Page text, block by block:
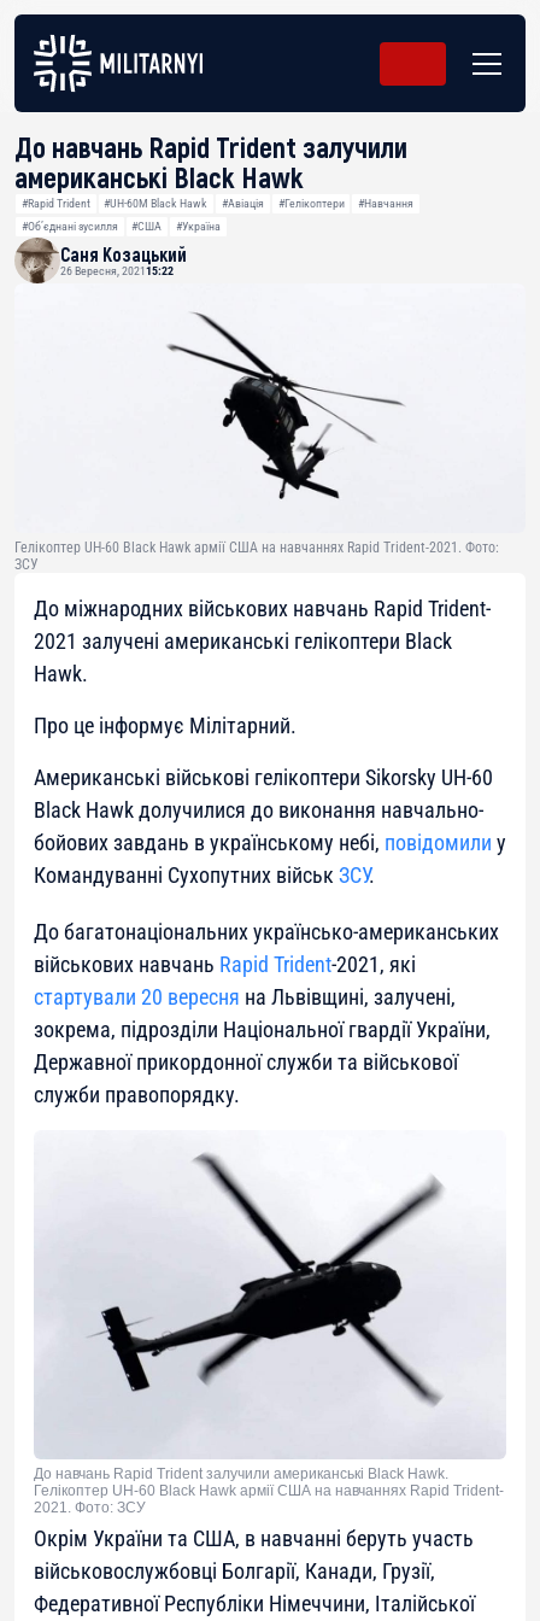
До навчань Rapid Trident залучили
американські Black Hawk
#Rapid Trident #UH-60M Black Hawk #Авіація #Гелікоптери
#Навчання
#Об’єднані зусилля
#США #Україна
Саня Козацький
26 Вересня, 2021 15:22
Гелікоптер UH-60 Black Hawk армії США на навчаннях Rapid Trident-2021. Фото:
ЗСУ
До міжнародних військових навчань Rapid Trident-
2021 залучені американські гелікоптери Black
Hawk.
Про це інформує Мілітарний.
Американські військові гелікоптери Sikorsky UH-60
Black Hawk долучилися до виконання навчально-
бойових завдань в українському небі, повідомили у
Командуванні Сухопутних військ ЗСУ.
До багатонаціональних українсько-американських
військових навчань Rapid Trident-2021, які
стартували 20 вересня на Львівщині, залучені,
зокрема, підрозділи Національної гвардії України,
Державної прикордонної служби та військової
служби правопорядку.
До навчань Rapid Trident залучили американські Black Hawk.
Гелікоптер UH-60 Black Hawk армії США на навчаннях Rapid Trident-
2021. Фото: ЗСУ
Окрім України та США, в навчанні беруть участь
військовослужбовці Болгарії, Канади, Грузії,
Федеративної Республіки Німеччини, Італійської